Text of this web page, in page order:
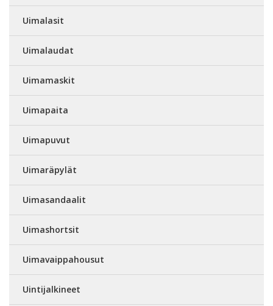
Uimalasit
Uimalaudat
Uimamaskit
Uimapaita
Uimapuvut
Uimaräpylät
Uimasandaalit
Uimashortsit
Uimavaippahousut
Uintijalkineet